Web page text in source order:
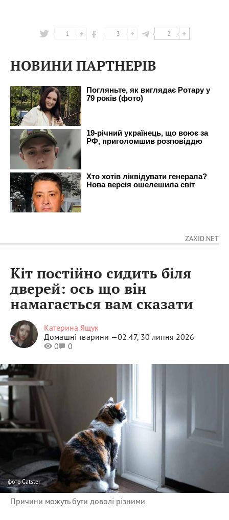
1 3 2
НОВИНИ ПАРТНЕРІВ
ZAXID.NET
Кіт постійно сидить біля
дверей: ось що він
намагається вам сказати
Катерина Ящук
Домашні тварини —02:47, 30 липня 2026
0
0
фотоCatster
Причини можуть бути доволі різними